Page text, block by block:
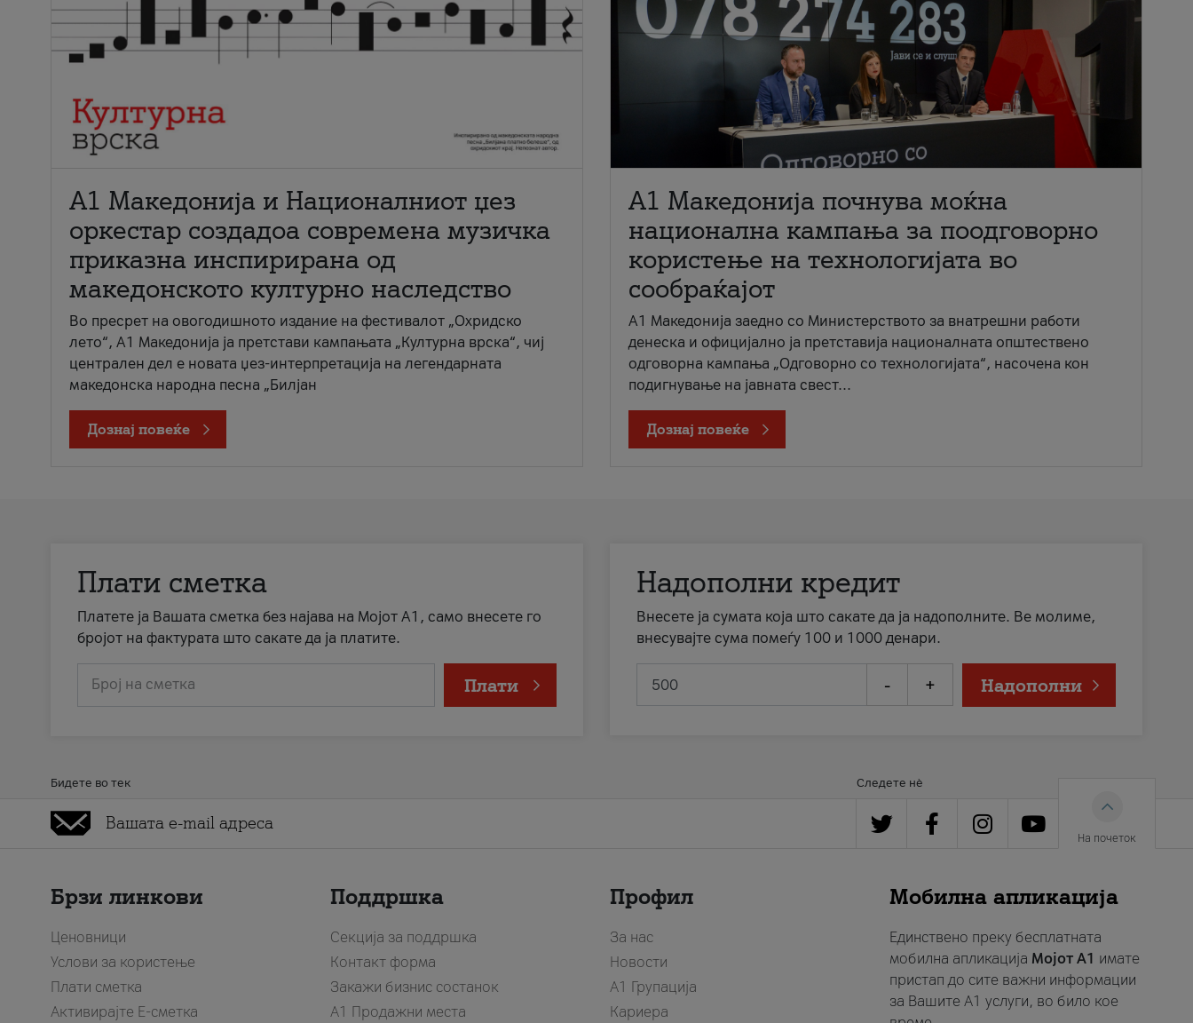
А1 Македонија и Националниот џез
оркестар создадоа современа музичка
приказна инспирирана од
македонското културно наследство
Во пресрет на овогодишното издание на фестивалот „Охридско
лето“, А1 Македонија ја претстави кампањата „Културна врска“, чиј
централен дел е новата џез-интерпретација на легендарната
македонска народна песна „Билјан
Дознај повеќе
A1 Македонија почнува моќна
национална кампања за поодговорно
користење на технологијата во
сообраќајот
A1 Македонија заедно со Министерството за внатрешни работи
денеска и официјално ја претставија националната општествено
одговорна кампања „Одговорно со технологијата“, насочена кон
подигнување на јавната свест...
Дознај повеќе
Плати сметка
Платете ја Вашата сметка без најава на Мојот А1, само внесете го
бројот на фактурата што сакате да ја платите.
Број на сметка Плати
Надополни кредит
Внесете ја сумата која што сакате да ја надополните. Ве молиме,
внесувајте сума помеѓу 100 и 1000 денари.
- + Надополни
Бидете во тек Следете нè
На почеток
Брзи линкови
Ценовници
Услови за користење
Плати сметка
Активирајте Е-сметка
Поддршка
Секција за поддршка
Контакт форма
Закажи бизнис состанок
A1 Продажни места
Профил
За нас
Новости
А1 Групација
Кариера
Мобилна апликација
Единствено преку бесплатната
мобилна апликација Мојот A1 имате
пристап до сите важни информации
за Вашите A1 услуги, во било кое